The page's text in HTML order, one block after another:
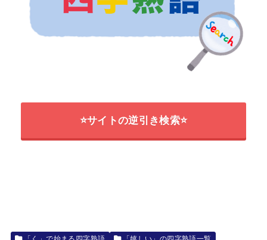
⭐サイトの逆引き検索⭐